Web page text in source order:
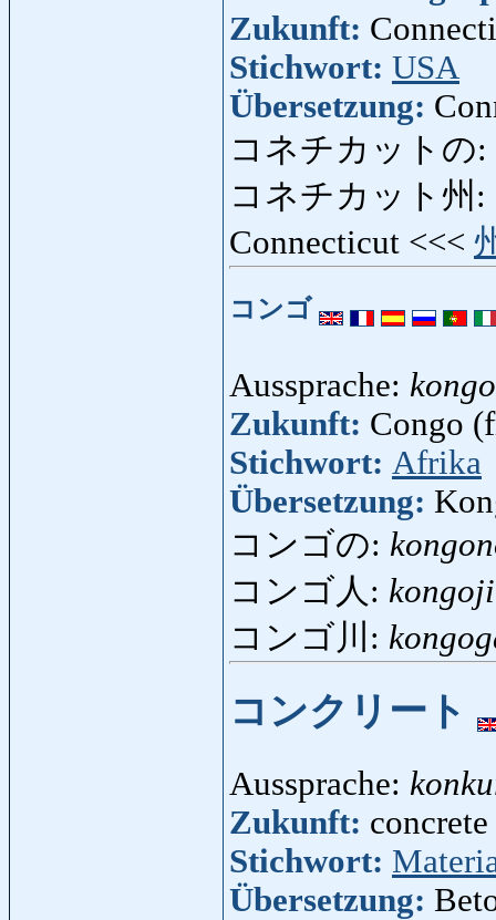
Zukunft:
Stichwort: USA
Übersetzung:
コネチカットの:
コネチカット州:
Connecticut <<<
コンゴ
Aussprache: kongo
Zukunft: Congo
Stichwort: Afrika
Übersetzung:
コンゴの:
コンゴ人:
コンゴ川:
コンクリート
Aussprache:
Zukunft:
Stichwort:
Übersetzung: